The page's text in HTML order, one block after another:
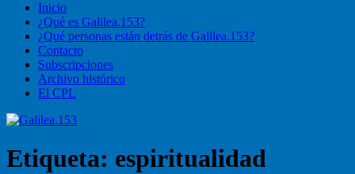
Inicio
¿Qué es Galilea.153?
¿Qué personas están detrás de Galilea.153?
Contacto
Subscripciones
Archivo histórico
El CPL
Etiqueta: espiritualidad